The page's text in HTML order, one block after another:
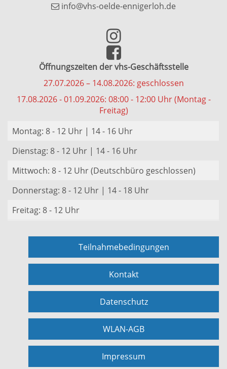
info@vhs-oelde-ennigerloh.de
Öffnungszeiten der vhs-Geschäftsstelle
27.07.2026 – 14.08.2026: geschlossen
17.08.2026 - 01.09.2026: 08:00 - 12:00 Uhr (Montag -
Freitag)
Montag: 8 - 12 Uhr | 14 - 16 Uhr
Dienstag: 8 - 12 Uhr | 14 - 16 Uhr
Mittwoch: 8 - 12 Uhr (Deutschbüro geschlossen)
Donnerstag: 8 - 12 Uhr | 14 - 18 Uhr
Freitag: 8 - 12 Uhr
Teilnahmebedingungen
Kontakt
Datenschutz
WLAN-AGB
Impressum